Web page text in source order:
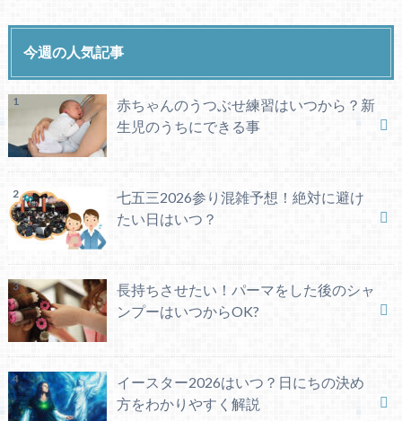
今週の人気記事
赤ちゃんのうつぶせ練習はいつから？新
生児のうちにできる事
七五三2026参り混雑予想！絶対に避け
たい日はいつ？
長持ちさせたい！パーマをした後のシャ
ンプーはいつからOK?
イースター2026はいつ？日にちの決め
方をわかりやすく解説